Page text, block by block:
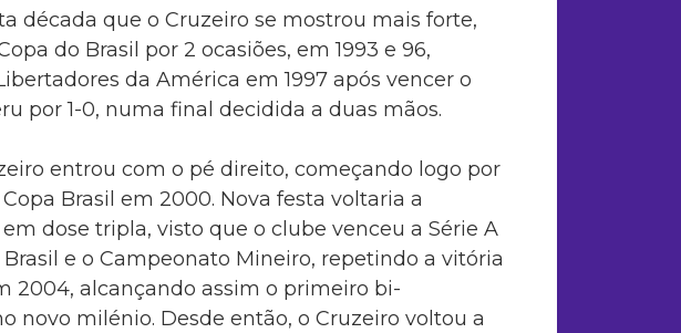
década que o Cruzeiro se mostrou mais forte,
do Brasil por 2 ocasiões, em 1993 e 96,
da América em 1997 após vencer o
por 1-0, numa final decidida a duas mãos.
entrou com o pé direito, começando logo por
Brasil em 2000. Nova festa voltaria a
dose tripla, visto que o clube venceu a Série A
Brasil e o Campeonato Mineiro, repetindo a vitória
2004, alcançando assim o primeiro bi-
novo milénio. Desde então, o Cruzeiro voltou a